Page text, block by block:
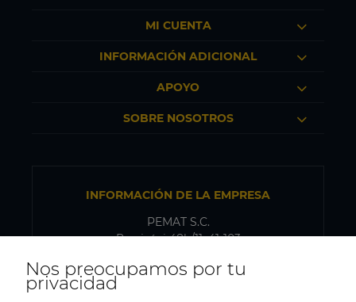
MI CUENTA
INFORMACIÓN ADICIONAL
APOYO
SOBRE NOSOTROS
INFORMACIÓN DE LA EMPRESA
PEMAT S.C.
Przyjaźni 48b/11, 41-103
NIF-IVA: PL6431768329
Nos preocupamos por tu
privacidad